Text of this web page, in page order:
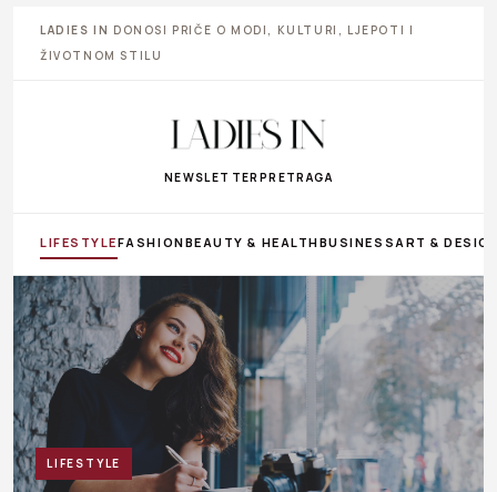
LADIES IN DONOSI PRIČE O MODI, KULTURI, LJEPOTI I
ŽIVOTNOM STILU
NEWSLETTER PRETRAGA
LIFESTYLEFASHIONBEAUTY & HEALTHBUSINESS ART &
LIFESTYLE